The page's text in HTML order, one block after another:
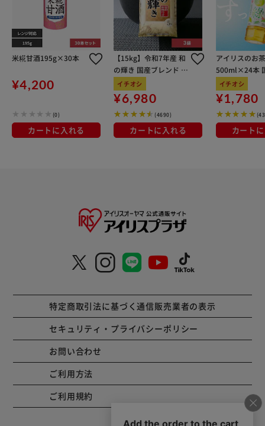
米糀甘酒195g×30本
¥4,200
(0)
カートに入れる
【15kg】令和7年産 和
の輝き 国産ブレンド 5
kg×3袋
イチオシ
¥6,980
(4690)
カートに入れる
アイリスのお
500ml×24本
100％使用
イチオシ
¥1,780
カート
特定商取引法に基づく通信販売業者の表示
セキュリティ・プライバシーポリシー
お問い合わせ
ご利用方法
ご利用規約